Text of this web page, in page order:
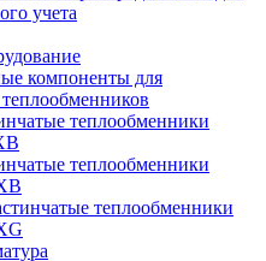
учета
компоненты для
теплообменники
теплообменники
теплообменники